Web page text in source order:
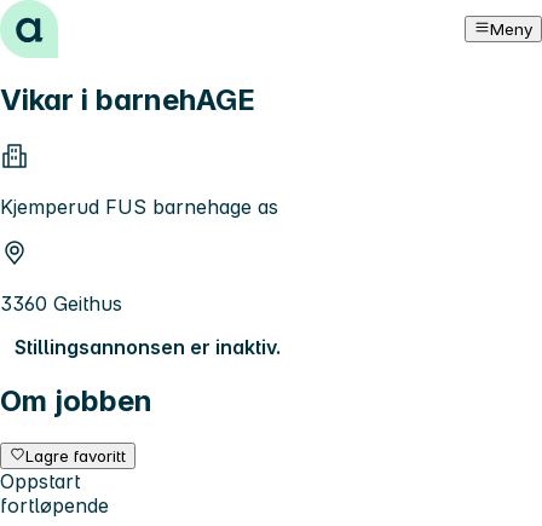
Hopp til innhold Meny
Vikar i barnehAGE
Kjemperud FUS barnehage as
3360 Geithus
Stillingsannonsen er inaktiv.
Om jobben
Lagre favoritt
Oppstart
fortløpende